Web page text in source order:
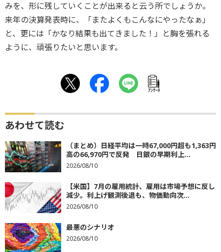
みを、形に残していくことが出来ると云う所でしょうか。
来年の決算発表時に、「またよくもこんなにやったなぁ」
と、更には「かなり結果も出てきました！」と胸を張れる
ように、頑張りたいと思います。
ｱﾝｹｰﾄ
あわせて読む
（まとめ）日経平均は一時67,000円超も1,363円
高の66,970円で反発 日銀の早期利上...
2026/08/10
【米国】7月の雇用統計、雇用は市場予想に反し
減少。利上げ観測後退も、物価動向次...
2026/08/10
最悪のシナリオ
2026/08/10